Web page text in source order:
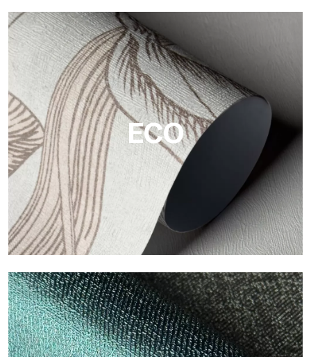
Vinyl
Die Vinyloberflächen der Tapeten von Tecnografica bieten
widerstandsfähige, strukturierte und optisch anspruchsvolle
Flächen.
ECO
ECO
Eco von Tecnografica ist die ökologische Tapete aus
Zellulosefaser: nachhaltige Unterstützung, ohne PVC, mit
hellen Farben und hoher Qualität.